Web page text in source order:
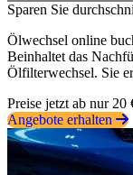
Sparen Sie
Ölwechsel online
Beinhaltet das
Ölfilterwechsel. Sie
Preise jetzt ab nur 20
Angebote erhalten